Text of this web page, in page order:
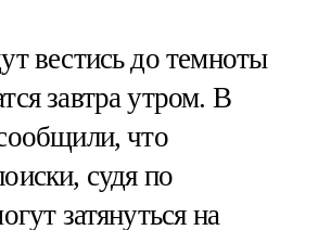
вестись до темноты
завтра утром. В
что
судя по
затянуться на